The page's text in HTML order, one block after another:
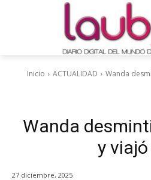
Inicio ACTUALIDAD
Wanda
Wanda
y
27 diciembre, 2025